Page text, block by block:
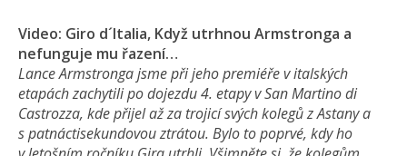
Video: Giro d´Italia, Když utrhnou Armstronga a
nefunguje mu řazení…
Lance Armstronga jsme při jeho premiéře v italských
etapách zachytili po dojezdu 4. etapy v San Martino di
Castrozza, kde přijel až za trojicí svých kolegů z Astany a
s patnáctisekun­dovou ztrátou. Bylo to poprvé, kdy ho